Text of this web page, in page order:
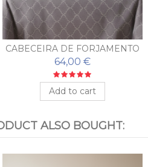
CABECEIRA DE FORJAMENTO
BARATO MODELO HOJAS
64,00 €
Add to cart
ALSO BOUGHT: